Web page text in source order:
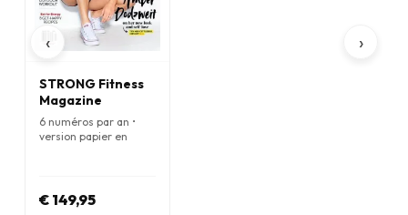
‹
STRONG Fitness
Magazine
6 numéros par an •
version papier en
€ 149,95
›